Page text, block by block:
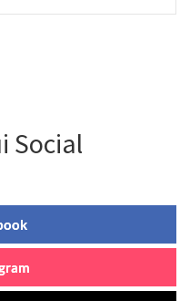
Social